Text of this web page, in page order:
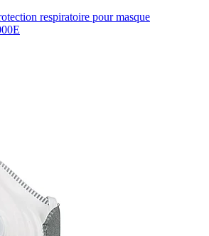
respiratoire pour masque